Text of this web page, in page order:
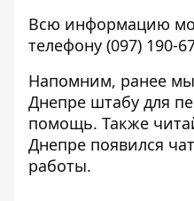
Всю информацию
телефону (097) 190-
Напомним, ранее
Днепре штабу для
помощь. Также
Днепре появился
работы.